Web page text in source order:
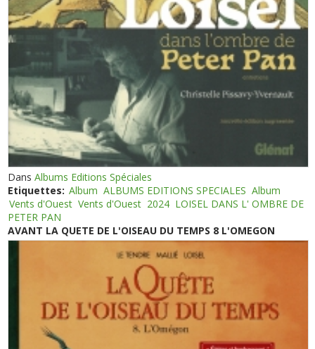
DansAlbums Editions Spéciales
Etiquettes: Album ALBUMS EDITIONS SPECIALES Album
Vents d'Ouest Vents d'Ouest 2024 LOISEL DANS L' OMBRE DE
PETER PAN
AVANT LA QUETE DE L'OISEAU DU TEMPS 8 L'OMEGON